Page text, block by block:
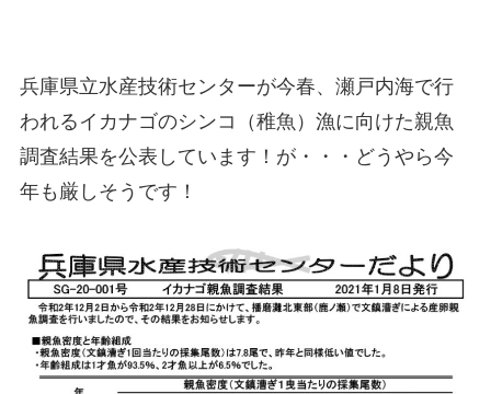
兵庫県立水産技術センターが今春、瀬戸内海で行
われるイカナゴのシンコ（稚魚）漁に向けた親魚
調査結果を公表しています！が・・・どうやら今
年も厳しそうです！